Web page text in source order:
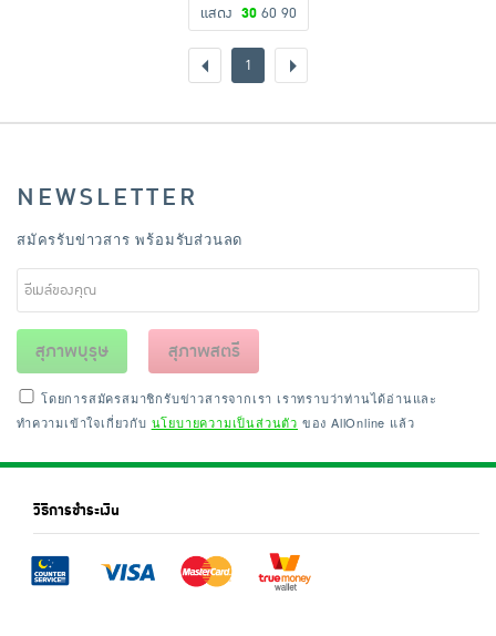
แสดง 30 60 90
1
NEWSLETTER
สมัครรับข่าวสาร พร้อมรับส่วนลด
สุภาพบุรุษ สุภาพสตรี
โดยการสมัครสมาชิกรับข่าวสารจากเรา เราทราบว่าท่านได้อ่านและ
ทำความเข้าใจเกี่ยวกับ นโยบายความเป็นส่วนตัว ของ AllOnline แล้ว
วิธีการชำระเงิน